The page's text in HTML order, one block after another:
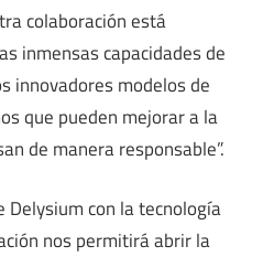
colaboración está
inmensas capacidades de
innovadores modelos de
que pueden mejorar a la
de manera responsable”.
con la tecnología
nos permitirá abrir la